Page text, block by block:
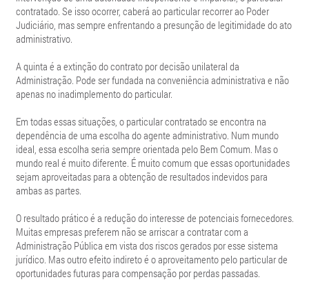
contratado. Se isso ocorrer, caberá ao particular recorrer ao Poder
Judiciário, mas sempre enfrentando a presunção de legitimidade do ato
administrativo.
A quinta é a extinção do contrato por decisão unilateral da
Administração. Pode ser fundada na conveniência administrativa e não
apenas no inadimplemento do particular.
Em todas essas situações, o particular contratado se encontra na
dependência de uma escolha do agente administrativo. Num mundo
ideal, essa escolha seria sempre orientada pelo Bem Comum. Mas o
mundo real é muito diferente. É muito comum que essas oportunidades
sejam aproveitadas para a obtenção de resultados indevidos para
ambas as partes.
O resultado prático é a redução do interesse de potenciais fornecedores.
Muitas empresas preferem não se arriscar a contratar com a
Administração Pública em vista dos riscos gerados por esse sistema
jurídico. Mas outro efeito indireto é o aproveitamento pelo particular de
oportunidades futuras para compensação por perdas passadas.